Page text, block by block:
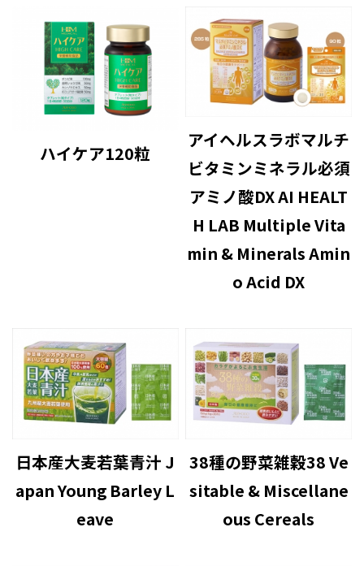
ハイケア120粒
アイヘルスラボマルチ
ビタミンミネラル必須
アミノ酸DX AI HEALT
H LAB Multiple Vita
min & Minerals Amin
o Acid DX
日本産大麦若葉青汁 J
apan Young Barley L
eave
38種の野菜雑穀38 Ve
sitable & Miscellane
ous Cereals